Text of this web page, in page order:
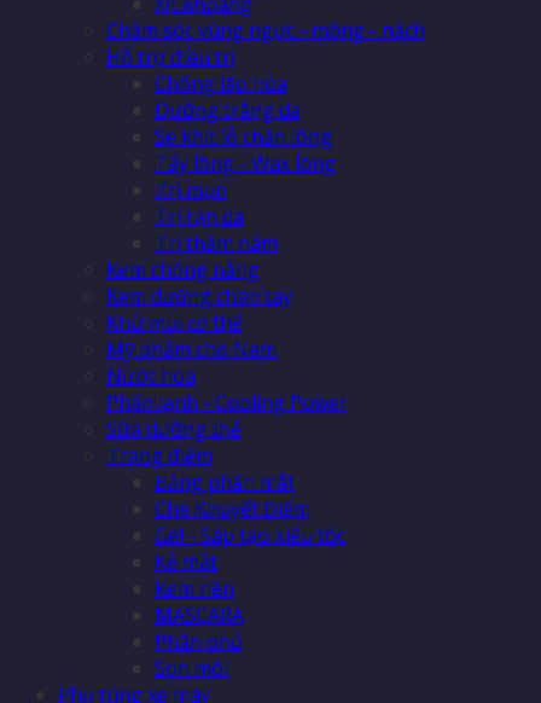
Chăm sóc vùng ngực - mông - nách
Hỗ trợ điều trị
Chống lão hóa
Dưỡng trắng da
Se khít lỗ chân lông
Tẩy lông - Wax lông
Trị mụn
Trị rạn da
Trị thâm nám
Kem chống nắng
Kem dưỡng chân tay
Khử mùi cơ thể
Mỹ phẩm cho Nam
Nước hoa
Phấn lạnh - Cooling Power
Sữa dưỡng thể
Trang điểm
Bảng phấn mắt
Che Khuyết Điểm
Gel - Sáp tạo kiểu tóc
Kẻ mắt
Kem nền
MASCARA
Phấn phủ
Son môi
Phụ tùng xe máy